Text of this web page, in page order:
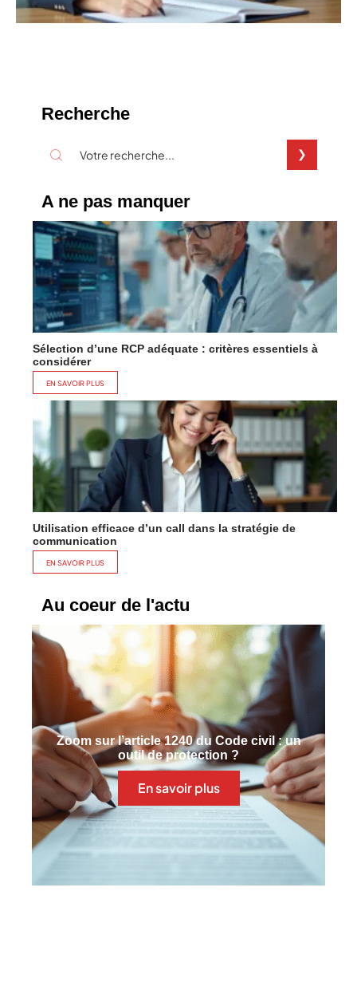
Recherche
A ne pas manquer
Sélection d’une RCP adéquate : critères essentiels à
considérer
EN SAVOIR PLUS
Utilisation efficace d’un call dans la stratégie de
communication
EN SAVOIR PLUS
Au coeur de l'actu
Zoom sur l’article 1240 du Code civil : un
outil de protection ?
En savoir plus